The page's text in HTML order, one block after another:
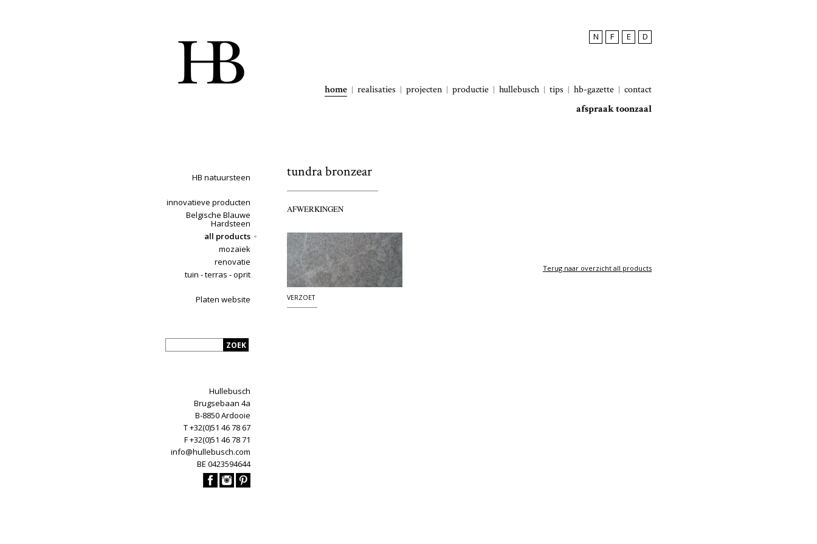
N F E D
home realisaties projecten productie hullebusch tips hb-gazette
contact
afspraak toonzaal
HB natuursteen
innovatieve producten
Belgische Blauwe
Hardsteen
all products
mozaïek
renovatie
tuin - terras - oprit
Platen website
Hullebusch
Brugsebaan 4a
B-8850 Ardooie
T +32(0)51 46 78 67
F +32(0)51 46 78 71
info@hullebusch.com
BE 0423594644
tundra bronzear
AFWERKINGEN
VERZOET
Terug naar overzicht all products